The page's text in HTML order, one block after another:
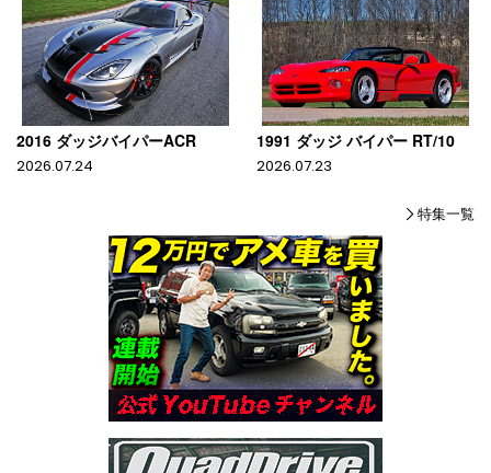
2016 ダッジバイパーACR
2026.07.24
1991 ダッジ バイパー RT/10
2026.07.23
特集一覧